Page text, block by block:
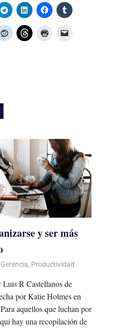
y ser más
De todo un Poco
Gerencia, Productividad
R Castellanos de
por Katie Holmes en
aquellos que luchan por
hay una recopilación de